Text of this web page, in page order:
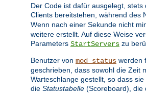
Der Code ist dafür ausgelegt,
Clients bereitstehen, während des
Wenn nach einer Sekunde nicht
weitere erstellt. Auf diese Weise
Parameters StartServers zu
Benutzer von mod_status werden
geschrieben, dass sowohl die Zeit
Warteschlange gestellt, so dass
die Statustabelle (Scoreboard), die